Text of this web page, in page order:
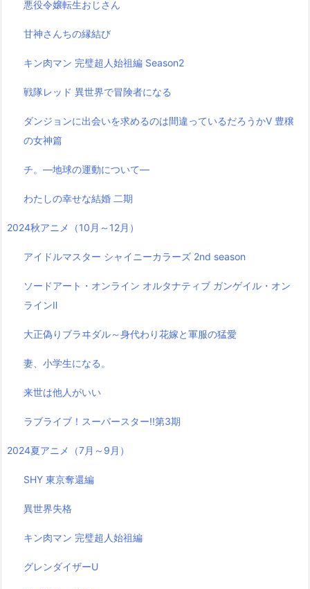
悪役令嬢転生おじさん
甘神さんちの縁結び
キン肉マン 完璧超人始祖編 Season2
戦隊レッド 異世界で冒険者になる
ダンジョンに出会いを求めるのは間違っているだろうかⅤ 豊穣
の女神篇
チ。―地球の運動について―
わたしの幸せな結婚 二期
2024秋アニメ（10月～12月）
アイドルマスター シャイニーカラーズ 2nd season
ソードアート・オンライン オルタナティブ ガンゲイル・オン
ラインⅡ
大正偽りブラヰダル～身代わり花嫁と軍服の猛愛
妻、小学生になる。
来世は他人がいい
ラブライブ！スーパースター!!第3期
2024夏アニメ（7月～9月）
SHY 東京奪還編
異世界失格
キン肉マン 完璧超人始祖編
グレンダイザーU